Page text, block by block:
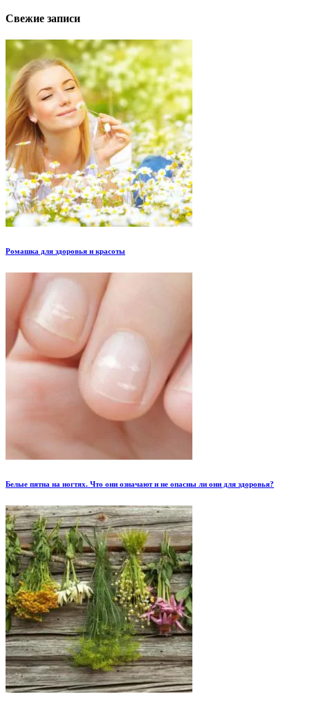
Свежие записи
Ромашка для здоровья и красоты
Белые пятна на ногтях. Что они означают и не опасны ли они для здоровья?